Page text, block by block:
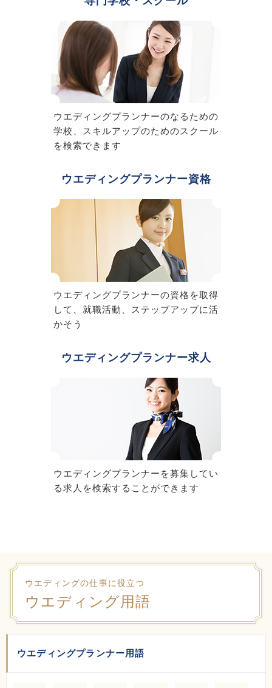
ウエディングプランナーのなるための
学校、スキルアップのためのスクール
を検索できます
ウエディングプランナー資格
ウエディングプランナーの資格を取得
して、就職活動、ステップアップに活
かそう
ウエディングプランナー求人
ウエディングプランナーを募集してい
る求人を検索することができます
ウエディングの仕事に役立つ
ウエディング用語
ウエディングプランナー用語